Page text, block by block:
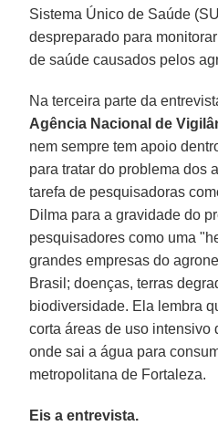
Sistema Único de Saúde
despreparado para
de saúde causados pelos
Na terceira parte da
Agência Nacional de
nem sempre tem apoio
para tratar do problema dos
tarefa de pesquisadoras
Dilma para a gravidade do
pesquisadores como uma
grandes empresas do
Brasil; doenças, terras
biodiversidade. Ela lembra
corta áreas de uso intensivo
onde sai a água para
metropolitana de Fortaleza.
Eis a entrevista.